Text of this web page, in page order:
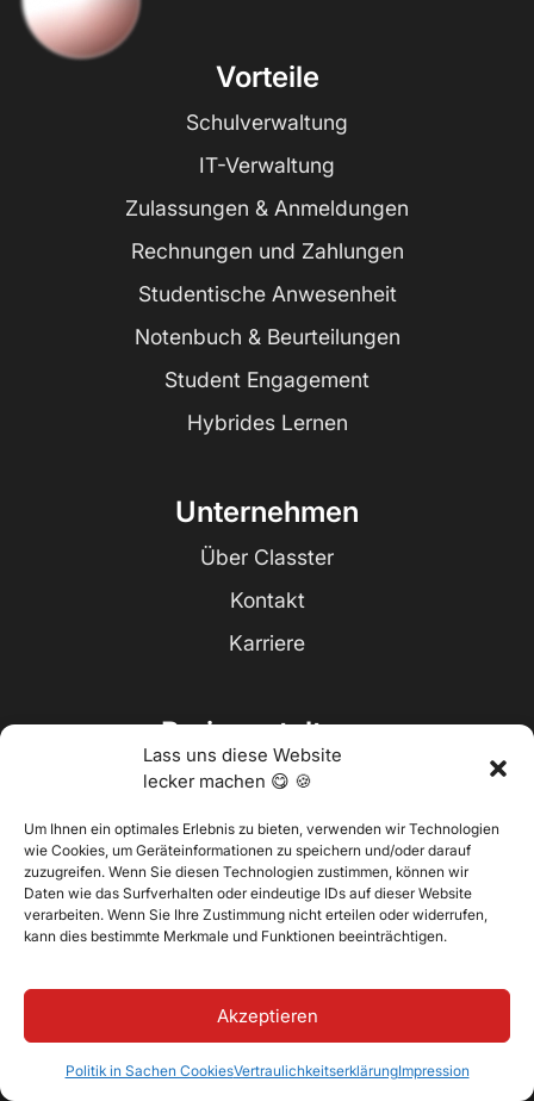
Lass uns diese Website
lecker machen 😋 🍪
Um Ihnen ein optimales Erlebnis zu bieten, verwenden wir Technologien
wie Cookies, um Geräteinformationen zu speichern und/oder darauf
zuzugreifen. Wenn Sie diesen Technologien zustimmen, können wir
Daten wie das Surfverhalten oder eindeutige IDs auf dieser Website
verarbeiten. Wenn Sie Ihre Zustimmung nicht erteilen oder widerrufen,
kann dies bestimmte Merkmale und Funktionen beeinträchtigen.
Akzeptieren
Politik in Sachen CookiesVertraulichkeitserklärungImpression
Vorteile
Schulverwaltung
IT-Verwaltung
Zulassungen & Anmeldungen
Rechnungen und Zahlungen
Studentische Anwesenheit
Notenbuch & Beurteilungen
Student Engagement
Hybrides Lernen
Unternehmen
Über Classter
Kontakt
Karriere
Preisgestaltung
Partner werden
Erhalten Sie alle zwei
Ihrem Posteingang